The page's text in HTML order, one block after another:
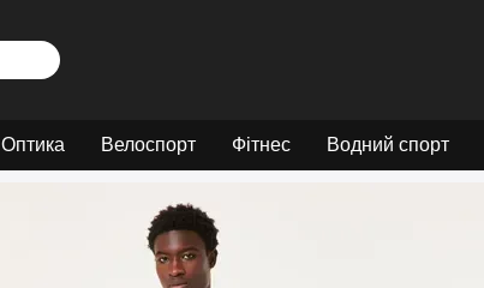
Оптика Велоспорт Фітнес Водний спорт